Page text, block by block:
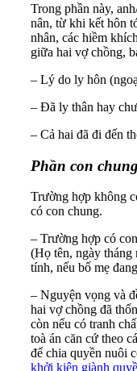
Trong phần này,
nân, từ khi kết hôn
nhân, các hiềm
giữa hai vợ chồng,
– Lý do ly hôn
– Đã ly thân hay
– Cả hai đã đi đến
Phần con chung
Trường hợp không
có con chung.
– Trường hợp có
(Họ tên, ngày tháng
tính, nếu bố mẹ
– Nguyện vọng và
hai vợ chồng đã
còn nếu có tranh
toà án căn cứ theo
để chia quyền nuôi
khởi kiện giành